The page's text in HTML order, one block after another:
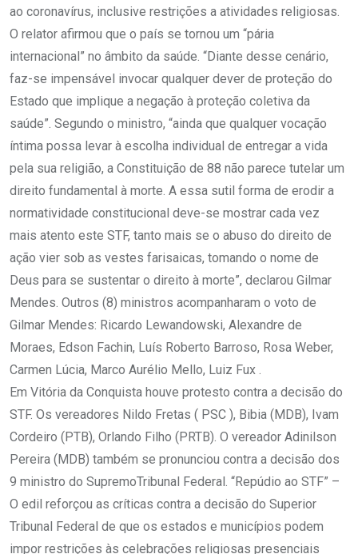
ao coronavírus, inclusive restrições a atividades religiosas.
O relator afirmou que o país se tornou um “pária
internacional” no âmbito da saúde. “Diante desse cenário,
faz-se impensável invocar qualquer dever de proteção do
Estado que implique a negação à proteção coletiva da
saúde”. Segundo o ministro, “ainda que qualquer vocação
íntima possa levar à escolha individual de entregar a vida
pela sua religião, a Constituição de 88 não parece tutelar um
direito fundamental à morte. A essa sutil forma de erodir a
normatividade constitucional deve-se mostrar cada vez
mais atento este STF, tanto mais se o abuso do direito de
ação vier sob as vestes farisaicas, tomando o nome de
Deus para se sustentar o direito à morte”, declarou Gilmar
Mendes. Outros (8) ministros acompanharam o voto de
Gilmar Mendes: Ricardo Lewandowski, Alexandre de
Moraes, Edson Fachin, Luís Roberto Barroso, Rosa Weber,
Carmen Lúcia, Marco Aurélio Mello, Luiz Fux .
Em Vitória da Conquista houve protesto contra a decisão do
STF. Os vereadores Nildo Fretas ( PSC ), Bibia (MDB), Ivam
Cordeiro (PTB), Orlando Filho (PRTB). O vereador Adinilson
Pereira (MDB) também se pronunciou contra a decisão dos
9 ministro do SupremoTribunal Federal. “Repúdio ao STF” –
O edil reforçou as críticas contra a decisão do Superior
Tribunal Federal de que os estados e municípios podem
impor restrições às celebrações religiosas presenciais